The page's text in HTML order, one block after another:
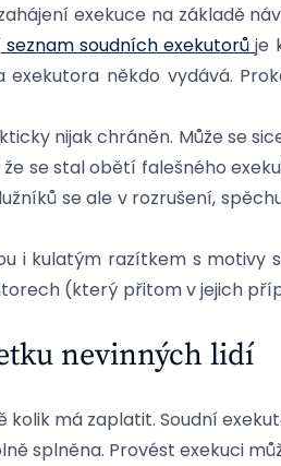
exekuce na základě
seznam soudních exekutorů je
někdo vydává.
nijak chráněn. Může se
se stal obětí falešného
se ale v rozrušení,
i kulatým razítkem s motivy
(který přitom v jejich
nevinných lidí
má zaplatit. Soudní
splněna. Provést exekuci